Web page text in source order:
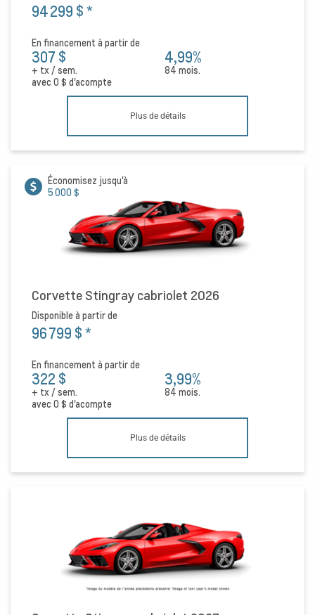
94 299 $*
En financement à partir de
307 $
+ tx / sem.
4,99%
84 mois.
avec0 $ d'acompte
Plus de détails
Économisez jusqu'à
5 000 $
Corvette Stingray cabriolet 2026
Disponible à partir de
96 799 $*
En financement à partir de
322 $
+ tx / sem.
3,99%
84 mois.
avec0 $ d'acompte
Plus de détails